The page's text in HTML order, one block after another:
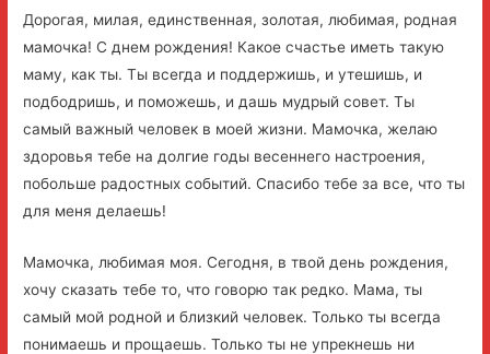
Дорогая, милая, единственная, золотая, любимая, родная
мамочка! С днем рождения! Какое счастье иметь такую
маму, как ты. Ты всегда и поддержишь, и утешишь, и
подбодришь, и поможешь, и дашь мудрый совет. Ты
самый важный человек в моей жизни. Мамочка, желаю
здоровья тебе на долгие годы весеннего настроения,
побольше радостных событий. Спасибо тебе за все, что ты
для меня делаешь!
Мамочка, любимая моя. Сегодня, в твой день рождения,
хочу сказать тебе то, что говорю так редко. Мама, ты
самый мой родной и близкий человек. Только ты всегда
понимаешь и прощаешь. Только ты не упрекнешь ни